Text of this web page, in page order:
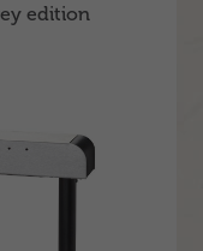
edition